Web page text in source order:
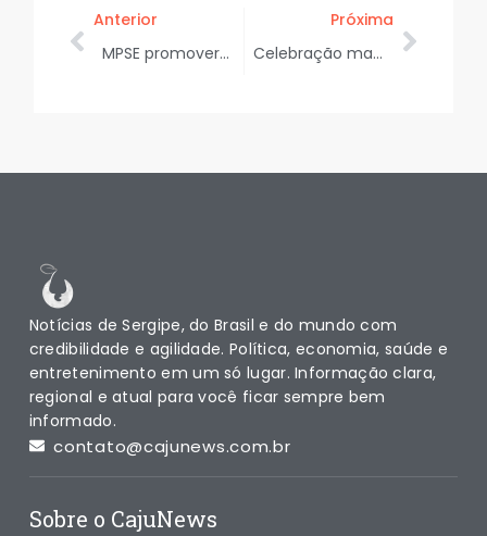
Anterior
MPSE promoverá curso sobre “Fiscalização das Emendas Parlamentares”
Próxima
Celebração marca os 40 anos da Comenda José Ramos de Moraes
Notícias de Sergipe, do Brasil e do mundo com
credibilidade e agilidade. Política, economia, saúde e
entretenimento em um só lugar. Informação clara,
regional e atual para você ficar sempre bem
informado.
contato@cajunews.com.br
Sobre o CajuNews